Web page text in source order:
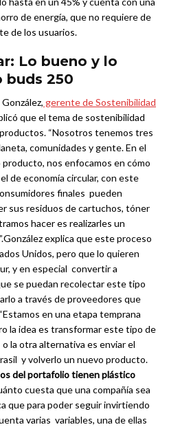
de energía, que no requiere de
de los usuarios.
Lo bueno y lo
buds 250
gerente de Sostenibilidad
que el tema de sostenibilidad
“Nosotros tenemos tres
comunidades y gente. En el
nos enfocamos en cómo
de economía circular, con este
finales pueden
sus residuos de cartuchos, tóner
hacer es realizarles un
González explica que este proceso
Unidos, pero que lo quieren
y en especial convertir a
se puedan recolectar este tipo
a través de proveedores que
“Estamos en una etapa temprana
la idea es transformar este tipo de
la otra alternativa es enviar el
y volverlo un nuevo producto.
del portafolio tienen plástico
cuesta que una compañía sea
que para poder seguir invirtiendo
varias variables, una de ellas